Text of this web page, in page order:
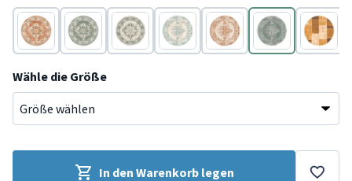
TerracottaGrün Creme Creme Creme Grün Gelb
Wähle die Größe
In den Warenkorb legen